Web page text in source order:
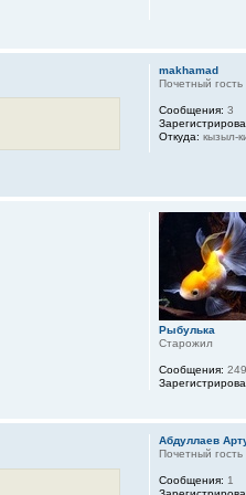
makhamad
Почетный гость
Сообщения: 3
Откуда: кызыл-
Рыбулька
Старожил
Сообщения: 249
Абдуллаев
Почетный гость
Сообщения: 1